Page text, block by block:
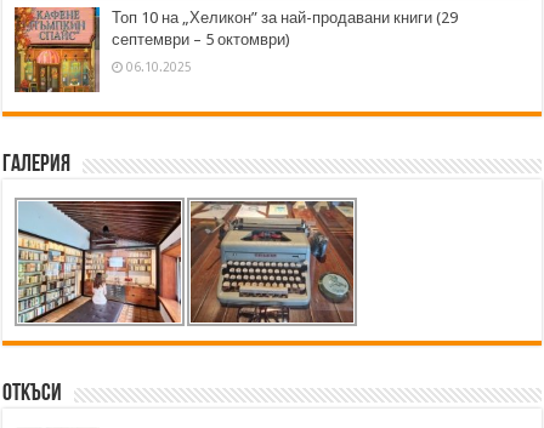
Топ 10 на „Хеликон” за най-продавани книги (29
септември – 5 октомври)
06.10.2025
Галерия
Откъси